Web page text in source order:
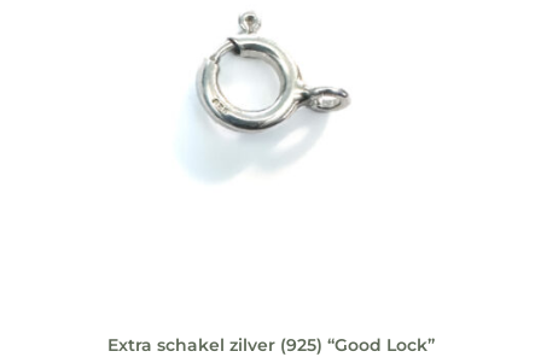
Extra schakel zilver (925) “Good Lock”